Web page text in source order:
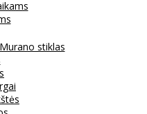
stiklas